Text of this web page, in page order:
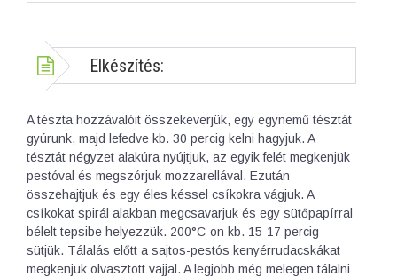
Elkészítés:
A tészta hozzávalóit összekeverjük, egy egynemű tésztát
gyúrunk, majd lefedve kb. 30 percig kelni hagyjuk. A
tésztát négyzet alakúra nyújtjuk, az egyik felét megkenjük
pestóval és megszórjuk mozzarellával. Ezután
összehajtjuk és egy éles késsel csíkokra vágjuk. A
csíkokat spirál alakban megcsavarjuk és egy sütőpapírral
bélelt tepsibe helyezzük. 200°C-on kb. 15-17 percig
sütjük. Tálalás előtt a sajtos-pestós kenyérrudacskákat
megkenjük olvasztott vajjal. A legjobb még melegen tálalni